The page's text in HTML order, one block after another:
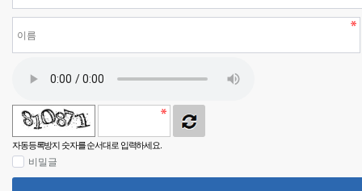
자동등록방지 숫자를 순서대로 입력하세요.
비밀글